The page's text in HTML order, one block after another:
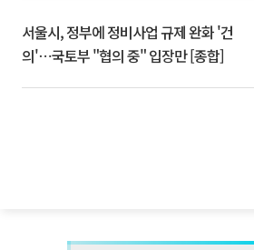
서울시, 정부에 정비사업 규제 완화 '건
의'⋯국토부 "협의 중" 입장만 [종합]